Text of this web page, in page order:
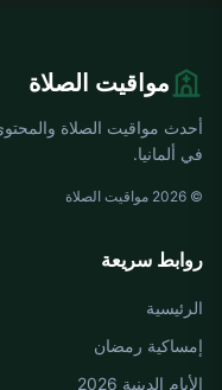
مواقيت الصلاة
أحدث مواقيت الصلاة
في ألمانيا.
© 2026 مواقيت الصلاة
روابط سريعة
الرئيسية
إمساكية رمضان
الأيام الدينية 2026